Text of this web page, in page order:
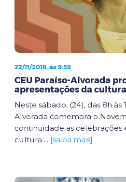
22/11/2018, às 9:59
CEU Paraíso-Alvorada
apresentações da
Neste sábado, (24), das 8h às
Alvorada comemora o
continuidade as celebrações
cultura ... [saiba mais]